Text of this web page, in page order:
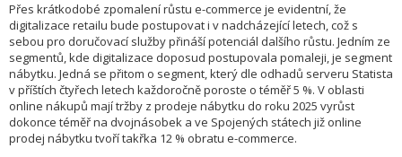
Přes krátkodobé zpomalení růstu e-commerce je evidentní, že
digitalizace retailu bude postupovat i v nadcházející letech, což s
sebou pro doručovací služby přináší potenciál dalšího růstu. Jedním ze
segmentů, kde digitalizace doposud postupovala pomaleji, je segment
nábytku. Jedná se přitom o segment, který dle odhadů serveru Statista
v příštích čtyřech letech každoročně poroste o téměř 5 %. V oblasti
online nákupů mají tržby z prodeje nábytku do roku 2025 vyrůst
dokonce téměř na dvojnásobek a ve Spojených státech již online
prodej nábytku tvoří takřka 12 % obratu e-commerce.